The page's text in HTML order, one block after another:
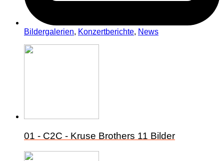
Bildergalerien, Konzertberichte, News
01 - C2C - Kruse Brothers 11 Bilder